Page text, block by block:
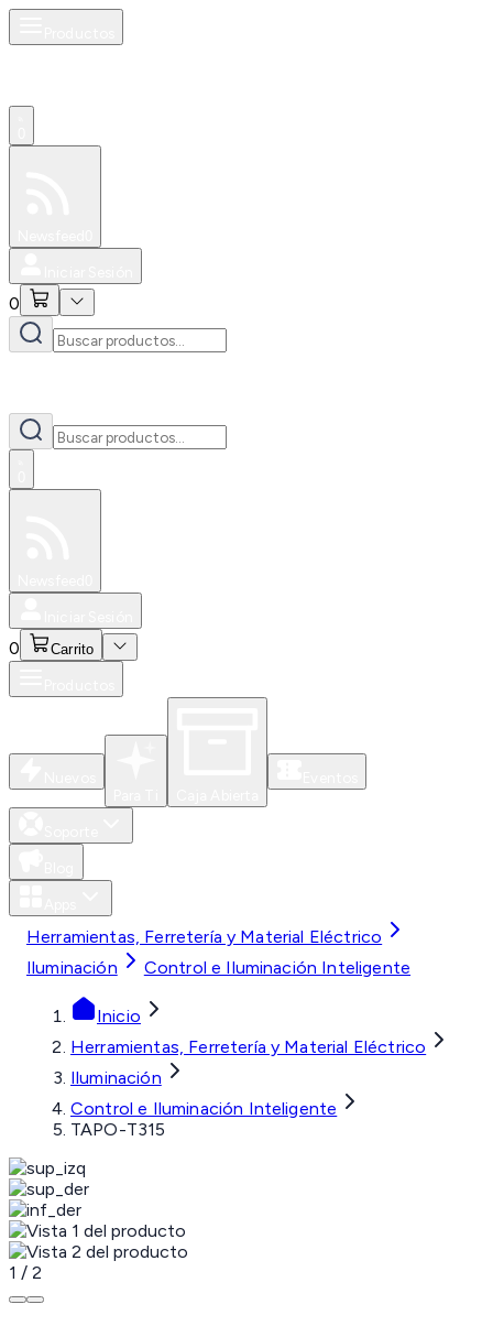
0
0 Carrito
Herramientas, Ferretería y Material Eléctrico
Iluminación
Control e Iluminación Inteligente
Inicio
Herramientas, Ferretería y Material Eléctrico
Iluminación
Control e Iluminación Inteligente
TAPO-T315
1 / 2